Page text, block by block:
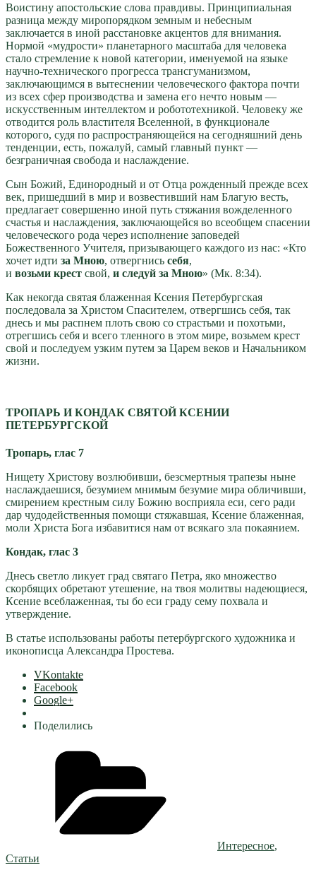
Воистину апостольские слова правдивы. Принципиальная
разница между миропорядком земным и небесным
заключается в иной расстановке акцентов для внимания.
Нормой «мудрости» планетарного масштаба для человека
стало стремление к новой категории, именуемой на языке
научно-технического прогресса трансгуманизмом,
заключающимся в вытеснении человеческого фактора почти
из всех сфер производства и замена его нечто новым —
искусственным интеллектом и робототехникой. Человеку же
отводится роль властителя Вселенной, в функционале
которого, судя по распространяющейся на сегодняшний день
тенденции, есть, пожалуй, самый главный пункт —
безграничная свобода и наслаждение.
Сын Божий, Единородный и от Отца рожденный прежде всех
век, пришедший в мир и возвестивший нам Благую весть,
предлагает совершенно иной путь стяжания вожделенного
счастья и наслаждения, заключающейся во всеобщем спасении
человеческого рода через исполнение заповедей
Божественного Учителя, призывающего каждого из нас: «Кто
хочет идти за Мною, отвергнись себя,
и возьми крест свой, и следуй за Мною» (Мк. 8:34).
Как некогда святая блаженная Ксения Петербургская
последовала за Христом Спасителем, отвергшись себя, так
днесь и мы распнем плоть свою со страстьми и похотьми,
отрегшись себя и всего тленного в этом мире, возьмем крест
свой и последуем узким путем за Царем веков и Начальником
жизни.
ТРОПАРЬ И КОНДАК СВЯТОЙ КСЕНИИ
ПЕТЕРБУРГСКОЙ
Тропарь, глас 7
Нищету Христову возлюбивши, безсмертныя трапезы ныне
наслаждаешися, безумием мнимым безумие мира обличивши,
смирением крестным силу Божию восприяла еси, сего ради
дар чудодейственныя помощи стяжавшая, Ксение блаженная,
моли Христа Бога избавитися нам от всякаго зла покаянием.
Кондак, глас 3
Днесь светло ликует град святаго Петра, яко множество
скорбящих обретают утешение, на твоя молитвы надеющиеся,
Ксение всеблаженная, ты бо еси граду сему похвала и
утверждение.
В статье использованы работы петербургского художника и
иконописца Александра Простева.
VKontakte
Facebook
Google+
Поделились
Интересное,
Статьи